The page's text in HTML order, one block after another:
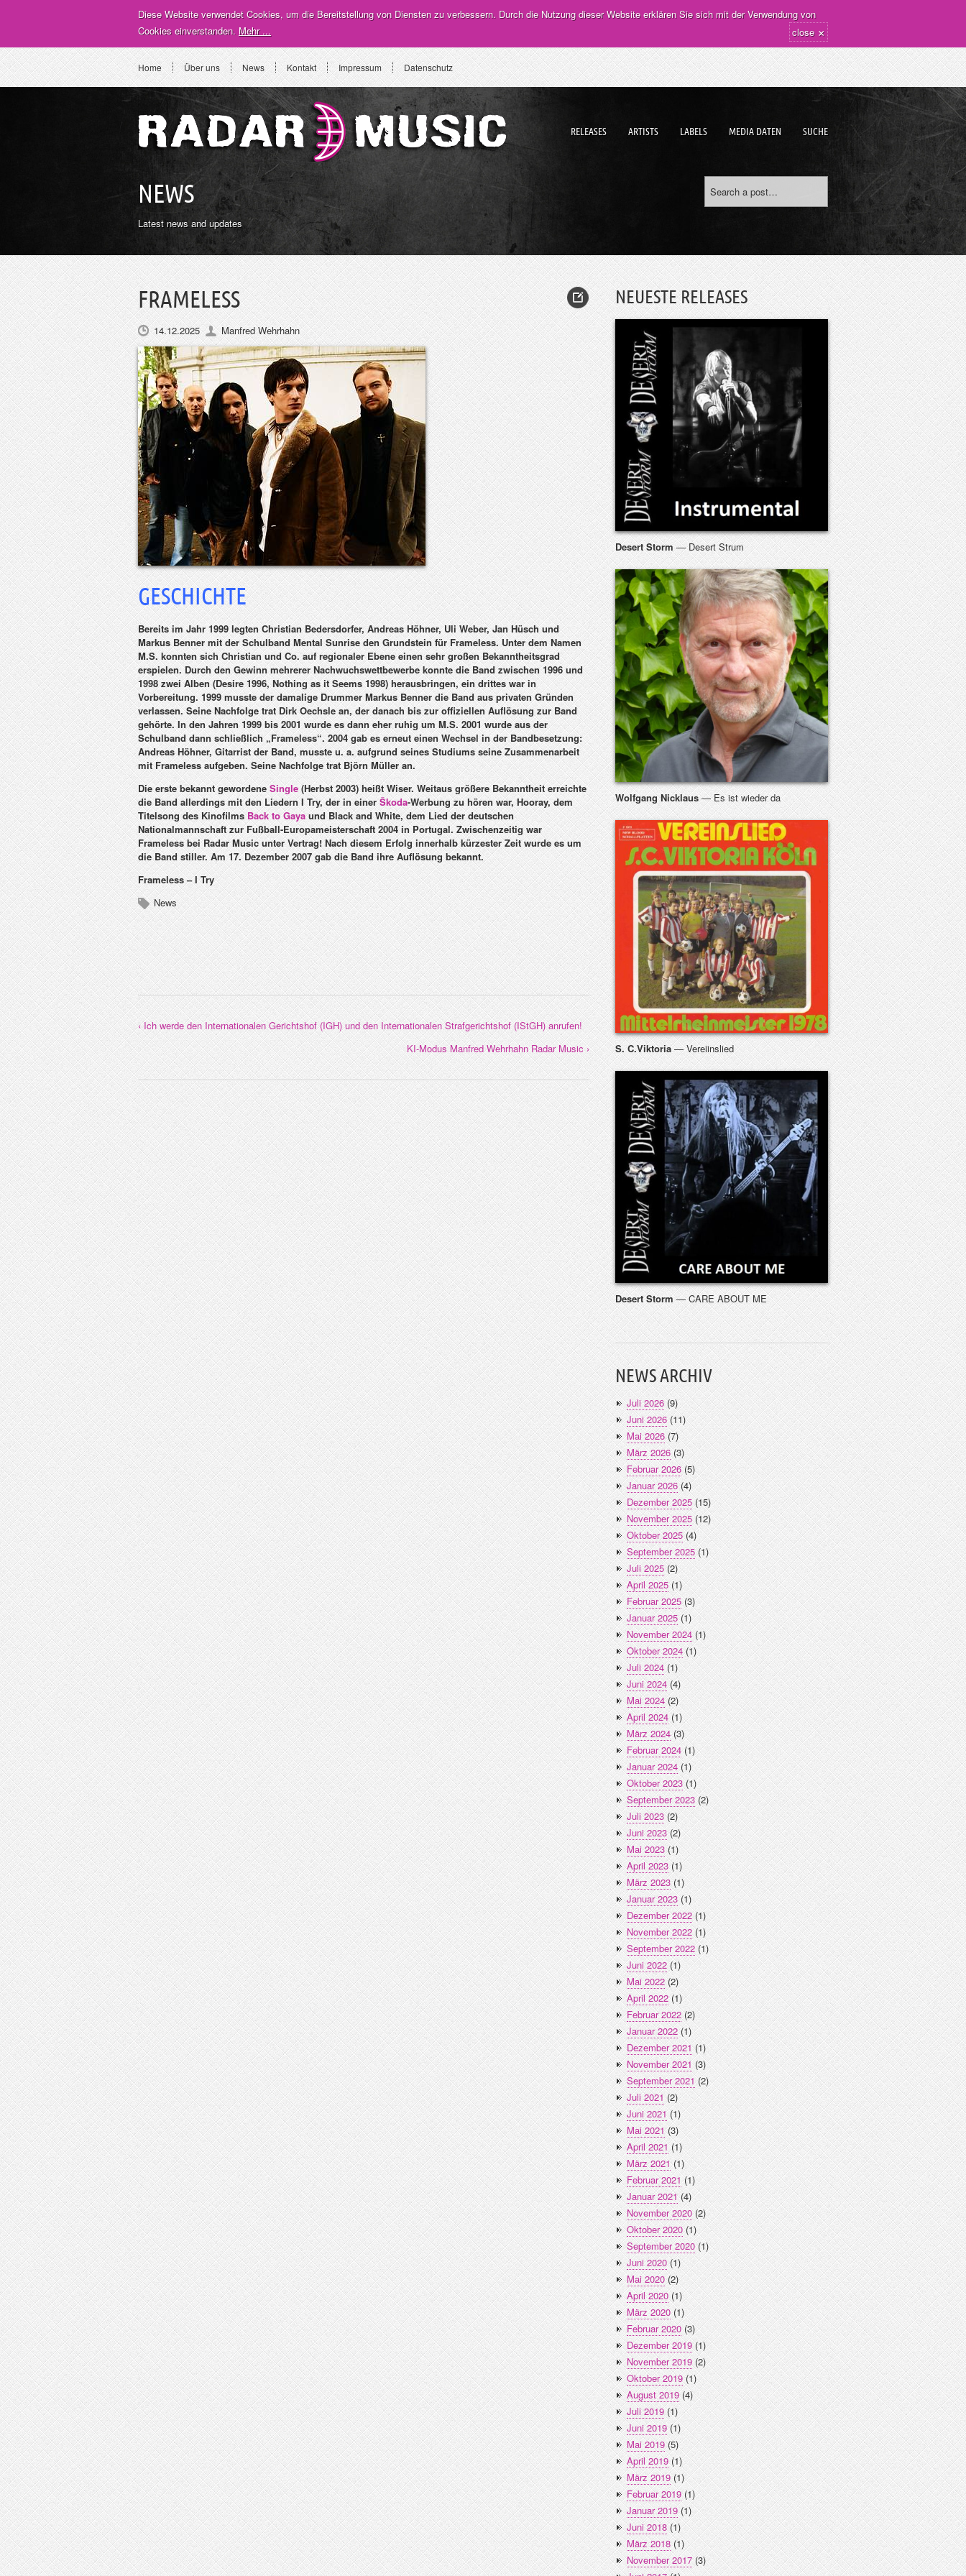
Diese Website verwendet Cookies, um die Bereitstellung von Diensten zu verbessern. Durch die Nutzung dieser Website erklären Sie sich mit der Verwendung von
Cookies einverstanden. Mehr ... close ×
Home Über uns News Kontakt Impressum Datenschutz
RELEASES ARTISTS LABELS MEDIA DATEN SUCHE
NEWS
Latest news and updates
FRAMELESS
14.12.2025 Manfred Wehrhahn
GESCHICHTE
Bereits im Jahr 1999 legten Christian Bedersdorfer, Andreas Höhner, Uli Weber, Jan Hüsch und
Markus Benner mit der SchulbandMental Sunriseden Grundstein fürFrameless. Unter dem Namen
M.S. konnten sich Christian und Co. auf regionaler Ebene einen sehr großen Bekanntheitsgrad
erspielen. Durch den Gewinn mehrerer Nachwuchswettbewerbe konnte die Band zwischen 1996 und
1998 zwei Alben (Desire 1996, Nothing as it Seems 1998) herausbringen, ein drittes war in
Vorbereitung. 1999 musste der damalige Drummer Markus Benner die Band aus privaten Gründen
verlassen. Seine Nachfolge trat Dirk Oechsle an, der danach bis zur offiziellen Auflösung zur Band
gehörte. In den Jahren 1999 bis 2001 wurde es dann eher ruhig um M.S. 2001 wurde aus der
Schulband dann schließlich „Frameless“. 2004 gab es erneut einen Wechsel in der Bandbesetzung:
Andreas Höhner, Gitarrist der Band, musste u. a. aufgrund seines Studiums seine Zusammenarbeit
mit Frameless aufgeben. Seine Nachfolge trat Björn Müller an.
Die erste bekannt gewordeneSingle(Herbst 2003) heißtWiser. Weitaus größere Bekanntheit erreichte
die Band allerdings mit den LiedernI Try, der in einerŠkoda-Werbung zu hören war,Hooray, dem
Titelsong des KinofilmsBack to GayaundBlack and White, dem Lied der deutschen
Nationalmannschaft zur Fußball-Europameisterschaft 2004 in Portugal. Zwischenzeitig war
Frameless bei Radar Music unter Vertrag! Nach diesem Erfolg innerhalb kürzester Zeit wurde es um
die Band stiller. Am 17. Dezember 2007 gab die Band ihre Auflösung bekannt.
Frameless – I Try
News
‹ Ich werde den Internationalen Gerichtshof (IGH) und den Internationalen Strafgerichtshof (IStGH) anrufen!
KI‑Modus Manfred Wehrhahn Radar Music ›
NEUESTE RELEASES
Desert Storm— Desert Strum
Wolfgang Nicklaus— Es ist wieder da
S. C.Viktoria— Vereiinslied
Desert Storm— CARE ABOUT ME
NEWS ARCHIV
Juli 2026(9)
Juni 2026(11)
Mai 2026(7)
März 2026(3)
Februar 2026(5)
Januar 2026(4)
Dezember 2025(15)
November 2025(12)
Oktober 2025(4)
September 2025(1)
Juli 2025(2)
April 2025(1)
Februar 2025(3)
Januar 2025(1)
November 2024(1)
Oktober 2024(1)
Juli 2024(1)
Juni 2024(4)
Mai 2024(2)
April 2024(1)
März 2024(3)
Februar 2024(1)
Januar 2024(1)
Oktober 2023(1)
September 2023(2)
Juli 2023(2)
Juni 2023(2)
Mai 2023(1)
April 2023(1)
März 2023(1)
Januar 2023(1)
Dezember 2022(1)
November 2022(1)
September 2022(1)
Juni 2022(1)
Mai 2022(2)
April 2022(1)
Februar 2022(2)
Januar 2022(1)
Dezember 2021(1)
November 2021(3)
September 2021(2)
Juli 2021(2)
Juni 2021(1)
Mai 2021(3)
April 2021(1)
März 2021(1)
Februar 2021(1)
Januar 2021(4)
November 2020(2)
Oktober 2020(1)
September 2020(1)
Juni 2020(1)
Mai 2020(2)
April 2020(1)
März 2020(1)
Februar 2020(3)
Dezember 2019(1)
November 2019(2)
Oktober 2019(1)
August 2019(4)
Juli 2019(1)
Juni 2019(1)
Mai 2019(5)
April 2019(1)
März 2019(1)
Februar 2019(1)
Januar 2019(1)
Juni 2018(1)
März 2018(1)
November 2017(3)